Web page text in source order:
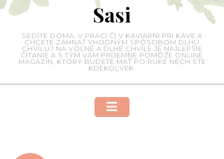
Skip
Sasi
SEDÍTE DOMA, V PRÁCI ČI V KAVIARNI PRI KÁVE A
CHCETE ZAHNAŤ VHODNÝM SPÔSOBOM DLHÚ
CHVÍĽU? NA VOĽNÉ A DLHÉ CHVÍLE JE NAJLEPŠIE
ČÍTANIE A S TÝM VÁM PRÍJEMNE POMÔŽE ONLINE
MAGAZÍN, KTORÝ BUDETE MAŤ PO RUKE NECH STE
KDEKOĽVEK.